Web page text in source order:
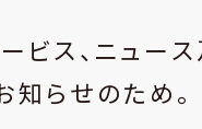
ビス、ニュー
知らせのため。